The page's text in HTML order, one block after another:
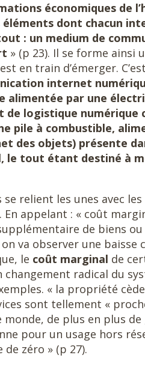
économiques de
dont chacun
: un medium de
» (p 23). Il se forme ainsi
en train d’émerger.
internet
alimentée par une
de logistique numérique
pile à combustible,
des objets) présente
le tout étant destiné à
relient les unes avec
En appelant : « coût
de biens
va observer une baisse
le coût marginal de
radical du
« la propriété
sont tellement «
de plus en plus
pour un usage hors
zéro » (p 27).